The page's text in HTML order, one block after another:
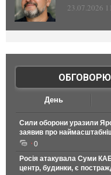
23.07.2026
День
Сили оборони уразили
заявив про
0
Росія атакувала Суми
центр, будинки, є